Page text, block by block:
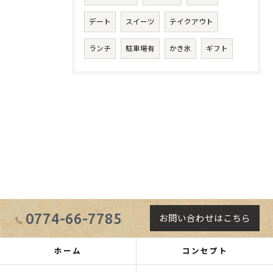
デート スイーツ テイクアウト
ランチ 駐車場有 かき氷 ギフト
0774-66-7785 お問い合わせはこちら
ホーム コンセプト